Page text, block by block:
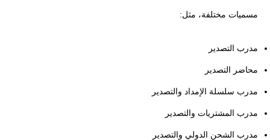
مسميات مختلفة، مثل:
مدرب التصدير
محاضر التصدير
مدرب سلسلة الإمداد والتصدير
مدرب المشتريات والتصدير
مدرب الشحن الدولي والتصدير